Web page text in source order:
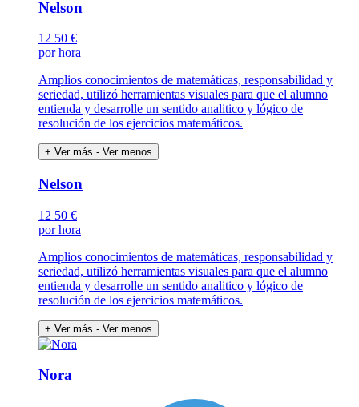
Nelson
12 50 €
por hora
Amplios conocimientos de matemáticas, responsabilidad y
seriedad, utilizó herramientas visuales para que el alumno
entienda y desarrolle un sentido analitico y lógico de
resolución de los ejercicios matemáticos.
+ Ver más - Ver menos
Nelson
12 50 €
por hora
Amplios conocimientos de matemáticas, responsabilidad y
seriedad, utilizó herramientas visuales para que el alumno
entienda y desarrolle un sentido analitico y lógico de
resolución de los ejercicios matemáticos.
+ Ver más - Ver menos
Nora